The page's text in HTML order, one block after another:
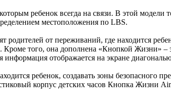
ребенок всегда на связи. В этой
местоположения по LBS.
родителей от переживаний, где находится
Кроме того, она дополнена «Кнопкой Жизни»
информация отображается на экране
ребенок, создавать зоны
корпус детских часов Кнопка Жизни